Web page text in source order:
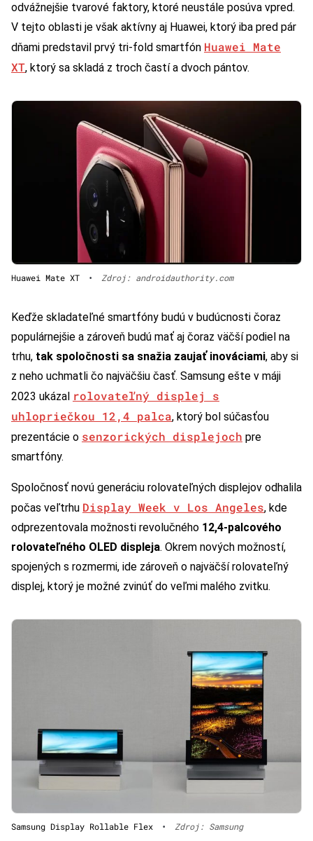
odvážnejšie tvarové faktory, ktoré neustále posúva vpred.
V tejto oblasti je však aktívny aj Huawei, ktorý iba pred pár
dňami predstavil prvý tri-fold smartfón Huawei Mate
XT, ktorý sa skladá z troch častí a dvoch pántov.
Huawei Mate XT • Zdroj: androidauthority.com
Keďže skladateľné smartfóny budú v budúcnosti čoraz
populárnejšie a zároveň budú mať aj čoraz väčší podiel na
trhu, tak spoločnosti sa snažia zaujať inováciami, aby si
z neho uchmatli čo najväčšiu časť. Samsung ešte v máji
2023 ukázal rolovateľný displej s
uhlopriečkou 12,4 palca, ktorý bol súčasťou
prezentácie o senzorických displejoch pre
smartfóny.
Spoločnosť novú generáciu rolovateľných displejov odhalila
počas veľtrhu Display Week v Los Angeles, kde
odprezentovala možnosti revolučného 12,4-palcového
rolovateľného OLED displeja. Okrem nových možností,
spojených s rozmermi, ide zároveň o najväčší rolovateľný
displej, ktorý je možné zvinúť do veľmi malého zvitku.
Samsung Display Rollable Flex • Zdroj: Samsung